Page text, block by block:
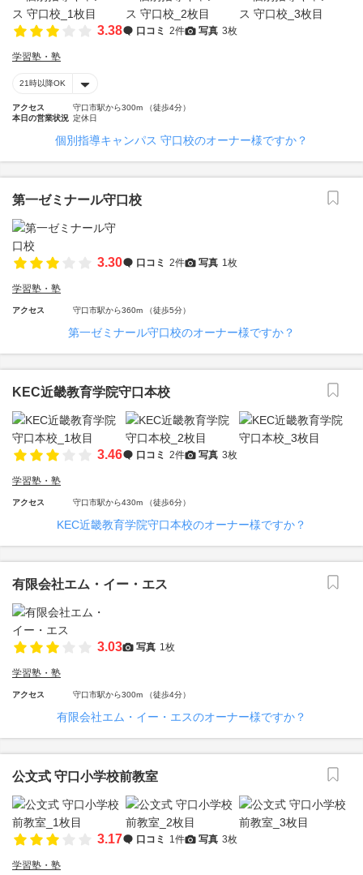
3.38 口コミ 2件 写真 3枚
学習塾・塾
21時以降OK
アクセス
守口市駅から300m （徒歩4分）
本日の営業状況 定休日
個別指導キャンパス 守口校のオーナー様ですか？
第一ゼミナール守口校
3.30 口コミ 2件 写真 1枚
学習塾・塾
アクセス 守口市駅から360m （徒歩5分）
第一ゼミナール守口校のオーナー様ですか？
KEC近畿教育学院守口本校
3.46 口コミ 2件 写真 3枚
学習塾・塾
アクセス 守口市駅から430m （徒歩6分）
KEC近畿教育学院守口本校のオーナー様ですか？
有限会社エム・イー・エス
3.03 写真 1枚
学習塾・塾
アクセス 守口市駅から300m （徒歩4分）
有限会社エム・イー・エスのオーナー様ですか？
公文式 守口小学校前教室
3.17 口コミ 1件 写真 3枚
学習塾・塾